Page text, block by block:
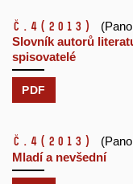
č.4 (2013)
Slovník autorů
spisovatelé
PDF
č.4 (2013)
Mladí a nevšední